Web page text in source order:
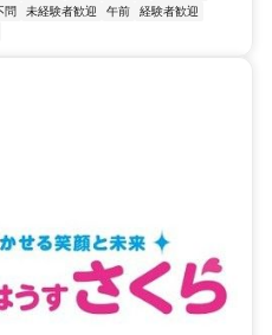
問 未経験者歓迎 午前
経験者歓迎